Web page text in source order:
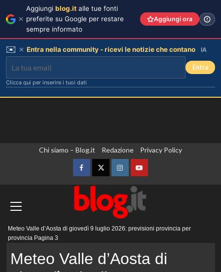
Chi siamo – Blog.it Redazione Privacy Policy
FacebookTwitterInstagramYouTube
principale
Meteo Valle d’Aosta di giovedì 9 luglio 2026: previsioni provincia per
provincia Pagina 3
Meteo Valle d’Aosta di
Aggiungi blog.it alle tue fonti
preferite su Google per restare
sempre informato
Aggiungi ora
✉️ Entra nella community - ricevi le notizie che contano IA
Entra
Clicca qui per inserire i tuoi dati